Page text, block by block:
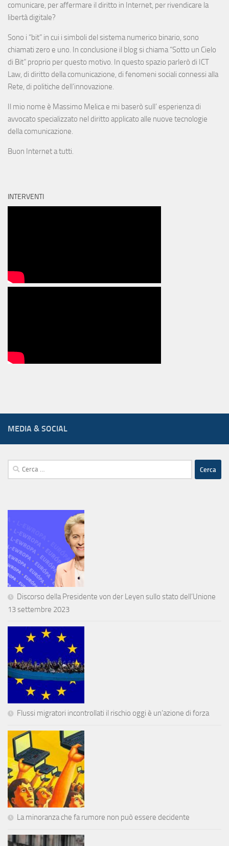
comunicare, per affermare il diritto in Internet, per rivendicare la
libertà digitale?
Sono i “bit” in cui i simboli del sistema numerico binario, sono
chiamati zero e uno. In conclusione il blog si chiama “Sotto un Cielo
di Bit” proprio per questo motivo. In questo spazio parlerò di ICT
Law, di diritto della comunicazione, di fenomeni sociali connessi alla
Rete, di politiche dell’innovazione.
Il mio nome è Massimo Melica e mi baserò sull’ esperienza di
avvocato specializzato nel diritto applicato alle nuove tecnologie
della comunicazione.
Buon Internet a tutti.
INTERVENTI
MEDIA & SOCIAL
Ricerca
per:
Discorso della Presidente von der Leyen sullo stato dell’Unione
13 settembre 2023
Flussi migratori incontrollati il rischio oggi è un’azione di forza
La minoranza che fa rumore non può essere decidente